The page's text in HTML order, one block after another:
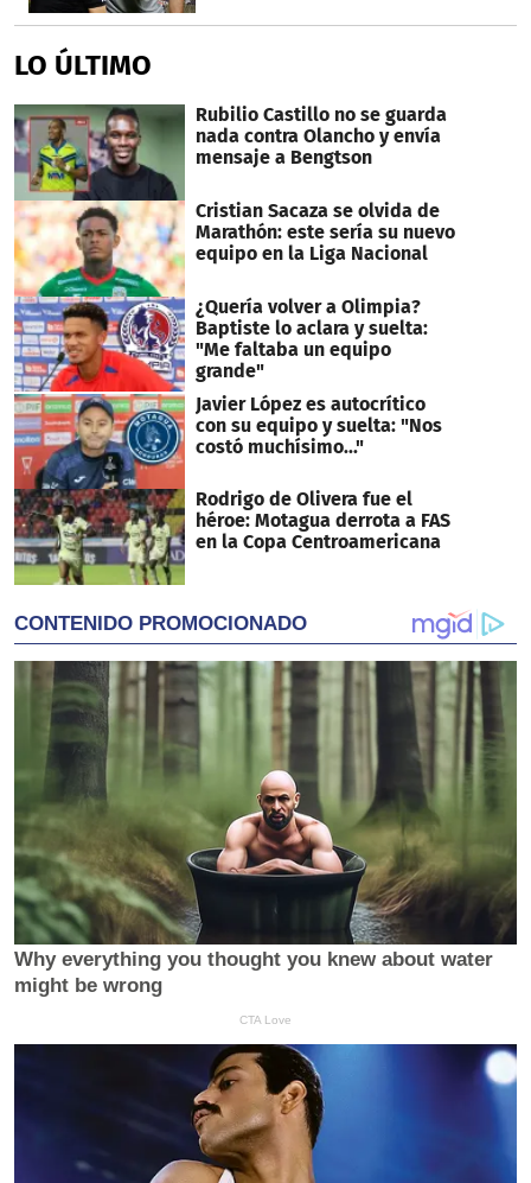
LO ÚLTIMO
Rubilio Castillo no se guarda
nada contra Olancho y envía
mensaje a Bengtson
Cristian Sacaza se olvida de
Marathón: este sería su nuevo
equipo en la Liga Nacional
¿Quería volver a Olimpia?
Baptiste lo aclara y suelta:
"Me faltaba un equipo
grande"
Javier López es autocrítico
con su equipo y suelta: "Nos
costó muchísimo..."
Rodrigo de Olivera fue el
héroe: Motagua derrota a FAS
en la Copa Centroamericana